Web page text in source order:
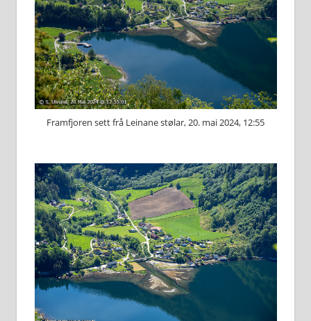
Framfjoren sett frå Leinane stølar, 20. mai 2024, 12:55